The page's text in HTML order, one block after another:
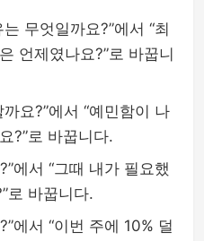
무엇일까요?”에서 “최
언제였나요?”로 바꿉니
요?”에서 “예민함이 나
?”로 바꿉니다.
에서 “그때 내가 필요했
로 바꿉니다.
에서 “이번 주에 10% 덜